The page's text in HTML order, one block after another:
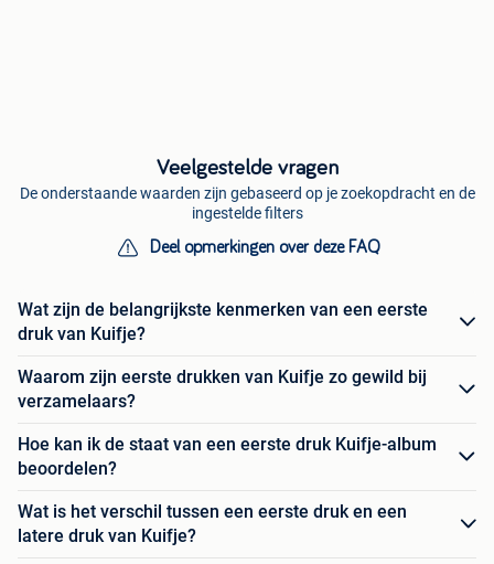
Veelgestelde vragen
De onderstaande waarden zijn gebaseerd op je zoekopdracht en de
ingestelde filters
Deel opmerkingen over deze FAQ
Wat zijn de belangrijkste kenmerken van een eerste
druk van Kuifje?
Waarom zijn eerste drukken van Kuifje zo gewild bij
verzamelaars?
Hoe kan ik de staat van een eerste druk Kuifje-album
beoordelen?
Wat is het verschil tussen een eerste druk en een
latere druk van Kuifje?